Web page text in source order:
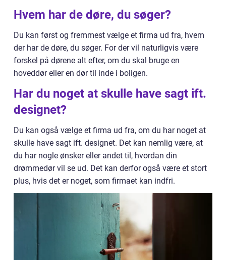
Hvem har de døre, du søger?
Du kan først og fremmest vælge et firma ud fra, hvem
der har de døre, du søger. For der vil naturligvis være
forskel på dørene alt efter, om du skal bruge en
hoveddør eller en dør til inde i boligen.
Har du noget at skulle have sagt ift.
designet?
Du kan også vælge et firma ud fra, om du har noget at
skulle have sagt ift. designet. Det kan nemlig være, at
du har nogle ønsker eller andet til, hvordan din
drømmedør vil se ud. Det kan derfor også være et stort
plus, hvis det er noget, som firmaet kan indfri.